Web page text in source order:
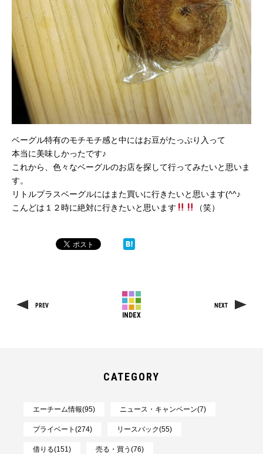
ベーグル特有のモチモチ感と中にはお豆がたっぷり入って
本当に美味しかったです♪
これから、色々なベーグルのお店を探して行ってみたいと思いま
す。
リトルプラスベーグルにはまた買いに行きたいと思います(^^♪
こんどは１２時に絶対に行きたいと思います
（笑）
PREV
INDEX
NEXT
CATEGORY
エーチーム情報(95) ニュース・キャンペーン(7)
プライベート(274) リースバック(55)
借りる(151) 売る・買う(76)